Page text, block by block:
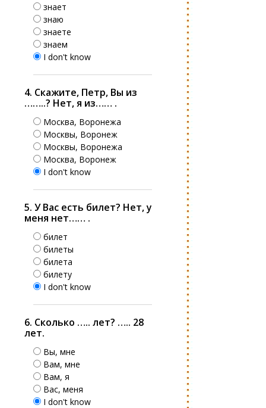
знает
знаю
знаете
знаем
I don't know
4. Скажите, Петр, Вы из
……..? Нет, я из…… .
Москва, Воронежа
Москвы, Воронеж
Москвы, Воронежа
Москва, Воронеж
I don't know
5. У Вас есть билет? Нет, у
меня нет…… .
билет
билеты
билета
билету
I don't know
6. Сколько ….. лет? ….. 28
лет.
Вы, мне
Вам, мне
Вам, я
Вас, меня
I don't know